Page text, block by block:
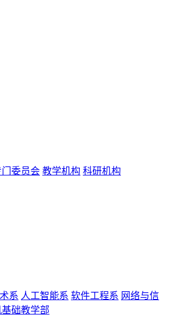
门委员会 教学机构 科研机构
系 人工智能系 软件工程系 网络与信
础教学部